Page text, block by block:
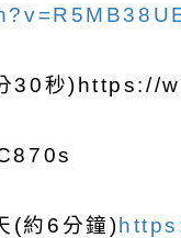
30秒) https://
(約 6分鐘)